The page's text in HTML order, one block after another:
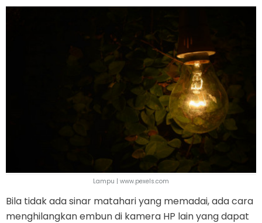
Lampu | www.pexels.com
Bila tidak ada sinar matahari yang memadai, ada cara
menghilangkan embun di kamera HP lain yang dapat